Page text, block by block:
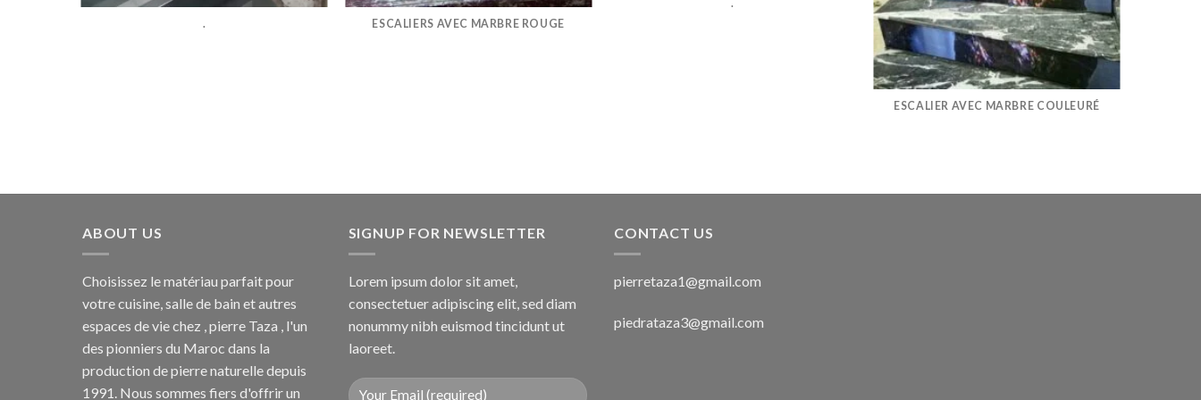
. ESCALIERS AVEC MARBRE ROUGE
.
ESCALIER AVEC MARBRE COULEURÉ
ABOUT US
Choisissez le matériau parfait pour
votre cuisine, salle de bain et autres
espaces de vie chez , pierre Taza , l'un
des pionniers du Maroc dans la
production de pierre naturelle depuis
1991. Nous sommes fiers d'offrir un
SIGNUP FOR NEWSLETTER
Lorem ipsum dolor sit amet,
consectetuer adipiscing elit, sed diam
nonummy nibh euismod tincidunt ut
laoreet.
CONTACT US
pierretaza1@gmail.com
piedrataza3@gmail.com